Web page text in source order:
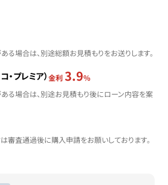
場合は、別途総額お見積もりをお送りします。
・プレミア）金利 3.9%
る場合は、別途お見積もり後にローン内容を案
審査通過後に購入申請をお願いしております。